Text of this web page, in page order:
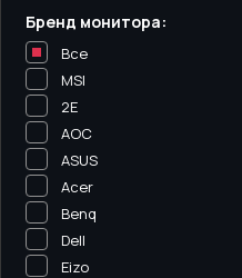
Бренд монитора:
Все
MSI
2E
AOC
ASUS
Acer
Benq
Dell
Eizo